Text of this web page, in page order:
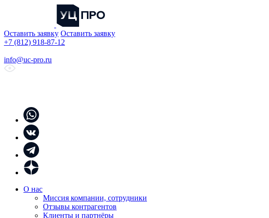
Оставить заявку Оставить заявку
+7 (812) 918-87-12
info@uc-pro.ru
О нас
Миссия компании, сотрудники
Отзывы контрагентов
Клиенты и партнёры